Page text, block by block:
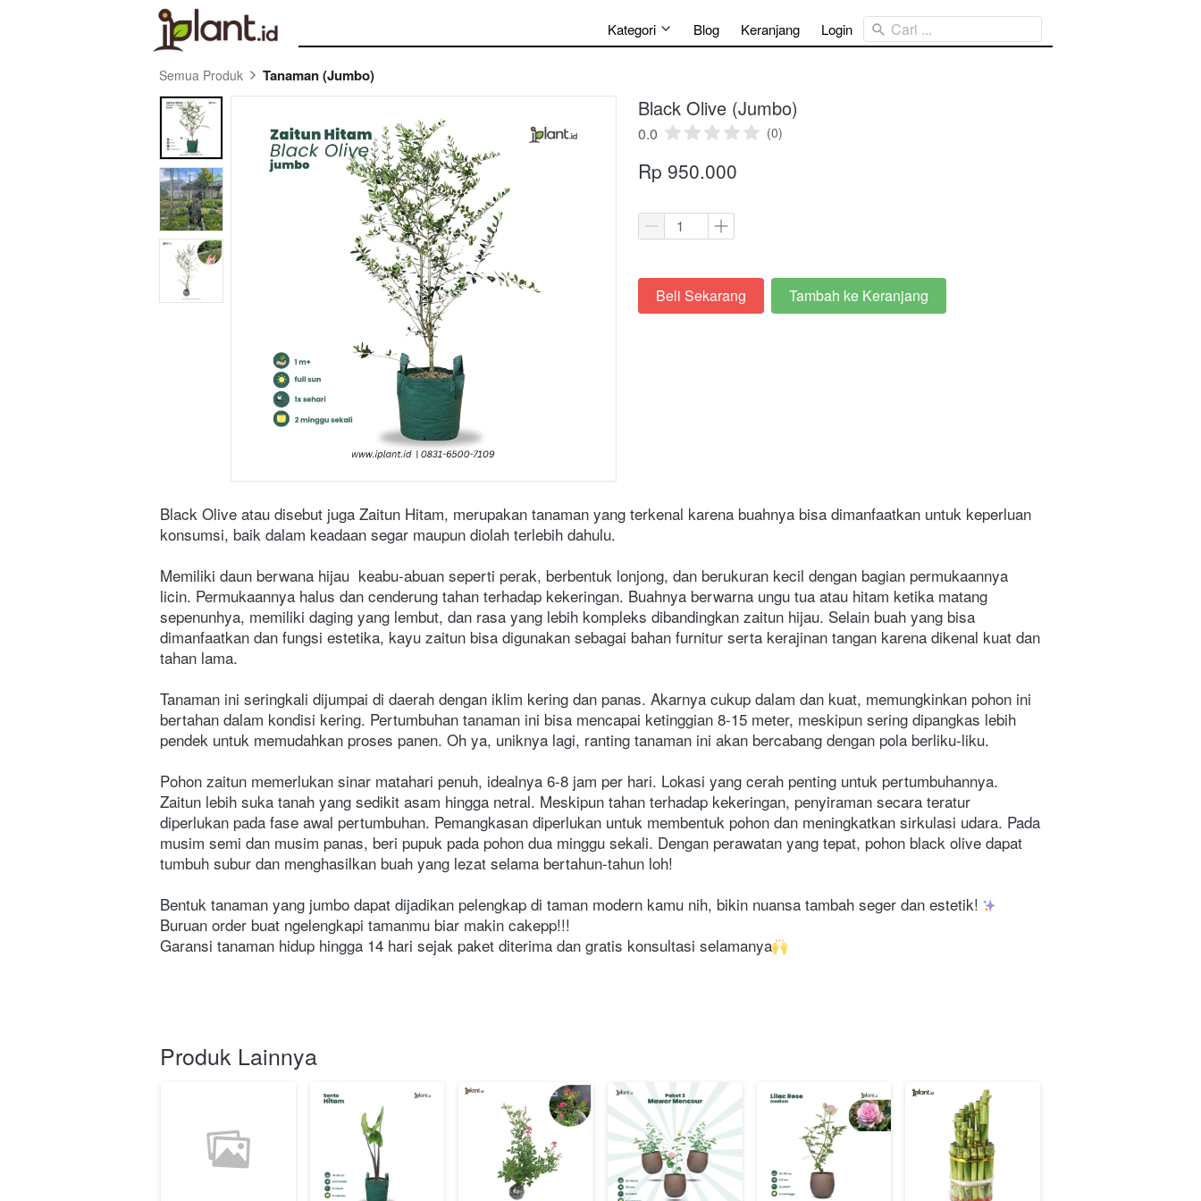
Kategori Blog Keranjang Login Cari ...
Semua Produk Tanaman (Jumbo)
Black Olive (Jumbo)
0.0 (0)
Rp 950.000
`Beli Sekarang `
Tambah ke Keranjang
Black Olive atau disebut juga Zaitun Hitam, merupakan tanaman yang terkenal karena buahnya bisa dimanfaatkan untuk keperluan
konsumsi, baik dalam keadaan segar maupun diolah terlebih dahulu.
Memiliki daun berwana hijau  keabu-abuan seperti perak, berbentuk lonjong, dan berukuran kecil dengan bagian permukaannya
licin. Permukaannya halus dan cenderung tahan terhadap kekeringan. Buahnya berwarna ungu tua atau hitam ketika matang
sepenunhya, memiliki daging yang lembut, dan rasa yang lebih kompleks dibandingkan zaitun hijau. Selain buah yang bisa
dimanfaatkan dan fungsi estetika, kayu zaitun bisa digunakan sebagai bahan furnitur serta kerajinan tangan karena dikenal kuat dan
tahan lama.
Tanaman ini seringkali dijumpai di daerah dengan iklim kering dan panas. Akarnya cukup dalam dan kuat, memungkinkan pohon ini
bertahan dalam kondisi kering. Pertumbuhan tanaman ini bisa mencapai ketinggian 8-15 meter, meskipun sering dipangkas lebih
pendek untuk memudahkan proses panen. Oh ya, uniknya lagi, ranting tanaman ini akan bercabang dengan pola berliku-liku.
Pohon zaitun memerlukan sinar matahari penuh, idealnya 6-8 jam per hari. Lokasi yang cerah penting untuk pertumbuhannya.
Zaitun lebih suka tanah yang sedikit asam hingga netral. Meskipun tahan terhadap kekeringan, penyiraman secara teratur
diperlukan pada fase awal pertumbuhan. Pemangkasan diperlukan untuk membentuk pohon dan meningkatkan sirkulasi udara. Pada
musim semi dan musim panas, beri pupuk pada pohon dua minggu sekali. Dengan perawatan yang tepat, pohon black olive dapat
tumbuh subur dan menghasilkan buah yang lezat selama bertahun-tahun loh!
Bentuk tanaman yang jumbo dapat dijadikan pelengkap di taman modern kamu nih, bikin nuansa tambah seger dan estetik!
Buruan order buat ngelengkapi tamanmu biar makin cakepp!!!
Garansi tanaman hidup hingga 14 hari sejak paket diterima dan gratis konsultasi selamanya
Produk Lainnya